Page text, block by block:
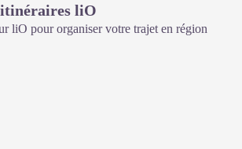
liO
liO pour organiser votre trajet en région